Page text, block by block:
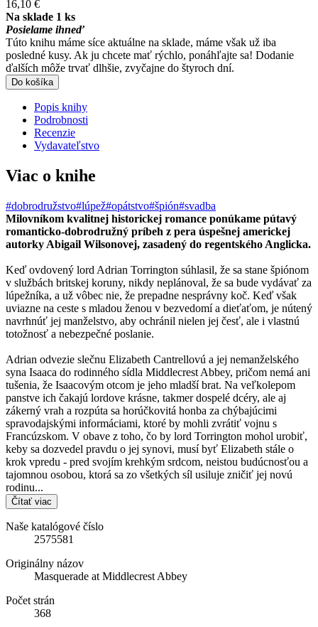
16,10 €
Na sklade 1 ks
Posielame ihneď
Túto knihu máme síce aktuálne na sklade, máme však už iba
posledné kusy. Ak ju chcete mať rýchlo, ponáhľajte sa! Dodanie
ďalších môže trvať dlhšie, zvyčajne do štyroch dní.
Do košíka
Popis knihy
Podrobnosti
Recenzie
Vydavateľstvo
Viac o knihe
#dobrodružstvo#lúpež#opátstvo#špión#svadba
Milovníkom kvalitnej historickej romance ponúkame pútavý
romanticko-dobrodružný príbeh z pera úspešnej americkej
autorky Abigail Wilsonovej, zasadený do regentského Anglicka.
Keď ovdovený lord Adrian Torrington súhlasil, že sa stane špiónom
v službách britskej koruny, nikdy neplánoval, že sa bude vydávať za
lúpežníka, a už vôbec nie, že prepadne nesprávny koč. Keď však
uviazne na ceste s mladou ženou v bezvedomí a dieťaťom, je nútený
navrhnúť jej manželstvo, aby ochránil nielen jej česť, ale i vlastnú
totožnosť a nebezpečné poslanie.
Adrian odvezie slečnu Elizabeth Cantrellovú a jej nemanželského
syna Isaaca do rodinného sídla Middlecrest Abbey, pričom nemá ani
tušenia, že Isaacovým otcom je jeho mladší brat. Na veľkolepom
panstve ich čakajú lordove krásne, takmer dospelé dcéry, ale aj
zákerný vrah a rozpúta sa horúčkovitá honba za chýbajúcimi
spravodajskými informáciami, ktoré by mohli zvrátiť vojnu s
Francúzskom. V obave z toho, čo by lord Torrington mohol urobiť,
keby sa dozvedel pravdu o jej synovi, musí byť Elizabeth stále o
krok vpredu - pred svojím krehkým srdcom, neistou budúcnosťou a
tajomnou osobou, ktorá sa zo všetkých síl usiluje zničiť jej novú
rodinu...
Čítať viac
Naše katalógové číslo
2575581
Originálny názov
Masquerade at Middlecrest Abbey
Počet strán
368